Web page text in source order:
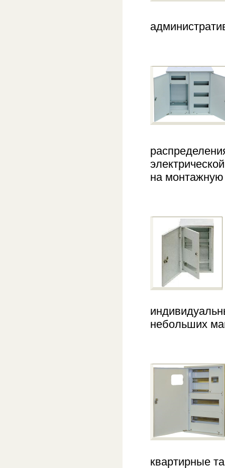
на монтажную
небольших
квартирные